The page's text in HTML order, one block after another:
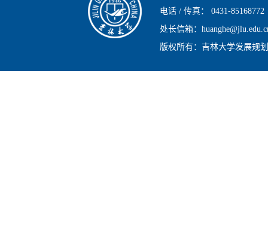
电话 / 传真：
0431-85168772
处长信箱：
版权所有：吉林大学发展规